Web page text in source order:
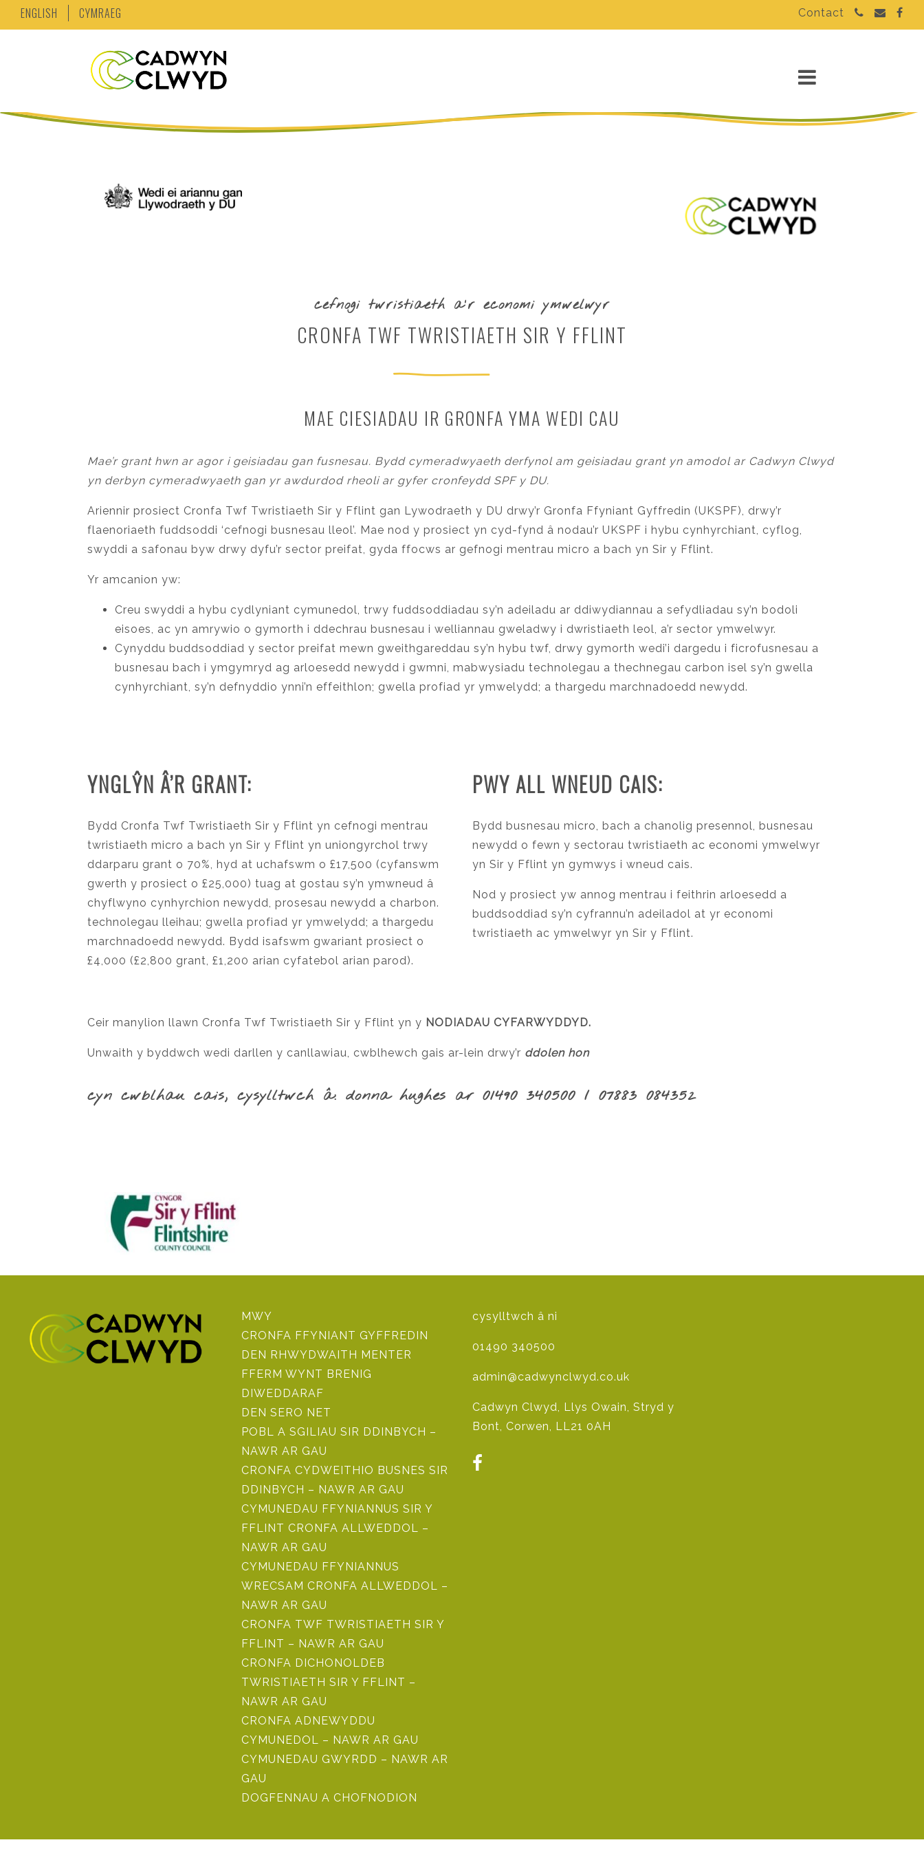
ENGLISH CYMRAEG Contact
cefnogi twristiaeth a'r economi ymwelwyr
CRONFA TWF TWRISTIAETH SIR Y FFLINT
MAE CIESIADAU IR GRONFA YMA WEDI CAU
Mae’r grant hwn ar agor i geisiadau gan fusnesau. Bydd cymeradwyaeth derfynol am geisiadau grant yn amodol ar Cadwyn Clwyd
yn derbyn cymeradwyaeth gan yr awdurdod rheoli ar gyfer cronfeydd SPF y DU.
Ariennir prosiect Cronfa Twf Twristiaeth Sir y Fflint gan Lywodraeth y DU drwy’r Gronfa Ffyniant Gyffredin (UKSPF), drwy’r
flaenoriaeth fuddsoddi ‘cefnogi busnesau lleol’. Mae nod y prosiect yn cyd-fynd â nodau’r UKSPF i hybu cynhyrchiant, cyflog,
swyddi a safonau byw drwy dyfu’r sector preifat, gyda ffocws ar gefnogi mentrau micro a bach yn Sir y Fflint.
Yr amcanion yw:
Creu swyddi a hybu cydlyniant cymunedol, trwy fuddsoddiadau sy’n adeiladu ar ddiwydiannau a sefydliadau sy’n bodoli
eisoes, ac yn amrywio o gymorth i ddechrau busnesau i welliannau gweladwy i dwristiaeth leol, a’r sector ymwelwyr.
Cynyddu buddsoddiad y sector preifat mewn gweithgareddau sy’n hybu twf, drwy gymorth wedi’i dargedu i ficrofusnesau a
busnesau bach i ymgymryd ag arloesedd newydd i gwmni, mabwysiadu technolegau a thechnegau carbon isel sy’n gwella
cynhyrchiant, sy’n defnyddio ynni’n effeithlon; gwella profiad yr ymwelydd; a thargedu marchnadoedd newydd.
YNGLŶN Â’R GRANT:
Bydd Cronfa Twf Twristiaeth Sir y Fflint yn cefnogi mentrau
twristiaeth micro a bach yn Sir y Fflint yn uniongyrchol trwy
ddarparu grant o 70%, hyd at uchafswm o £17,500 (cyfanswm
gwerth y prosiect o £25,000) tuag at gostau sy’n ymwneud â
chyflwyno cynhyrchion newydd, prosesau newydd a charbon.
technolegau lleihau; gwella profiad yr ymwelydd; a thargedu
marchnadoedd newydd. Bydd isafswm gwariant prosiect o
£4,000 (£2,800 grant, £1,200 arian cyfatebol arian parod).
PWY ALL WNEUD CAIS:
Bydd busnesau micro, bach a chanolig presennol, busnesau
newydd o fewn y sectorau twristiaeth ac economi ymwelwyr
yn Sir y Fflint yn gymwys i wneud cais.
Nod y prosiect yw annog mentrau i feithrin arloesedd a
buddsoddiad sy’n cyfrannu’n adeiladol at yr economi
twristiaeth ac ymwelwyr yn Sir y Fflint.
Ceir manylion llawn Cronfa Twf Twristiaeth Sir y Fflint yn y NODIADAU CYFARWYDDYD.
Unwaith y byddwch wedi darllen y canllawiau, cwblhewch gais ar-lein drwy’r ddolen hon
cyn cwblhau cais, cysylltwch â: donna hughes ar 01490 340500 / 07883 084352
MWY
CRONFA FFYNIANT GYFFREDIN
DEN RHWYDWAITH MENTER
FFERM WYNT BRENIG
DIWEDDARAF
DEN SERO NET
POBL A SGILIAU SIR DDINBYCH –
NAWR AR GAU
CRONFA CYDWEITHIO BUSNES SIR
DDINBYCH – NAWR AR GAU
CYMUNEDAU FFYNIANNUS SIR Y
FFLINT CRONFA ALLWEDDOL –
NAWR AR GAU
CYMUNEDAU FFYNIANNUS
WRECSAM CRONFA ALLWEDDOL –
NAWR AR GAU
CRONFA TWF TWRISTIAETH SIR Y
FFLINT – NAWR AR GAU
CRONFA DICHONOLDEB
TWRISTIAETH SIR Y FFLINT –
NAWR AR GAU
CRONFA ADNEWYDDU
CYMUNEDOL – NAWR AR GAU
CYMUNEDAU GWYRDD – NAWR AR
GAU
DOGFENNAU A CHOFNODION
cysylltwch â ni
01490 340500
admin@cadwynclwyd.co.uk
Cadwyn Clwyd, Llys Owain, Stryd y
Bont, Corwen, LL21 0AH